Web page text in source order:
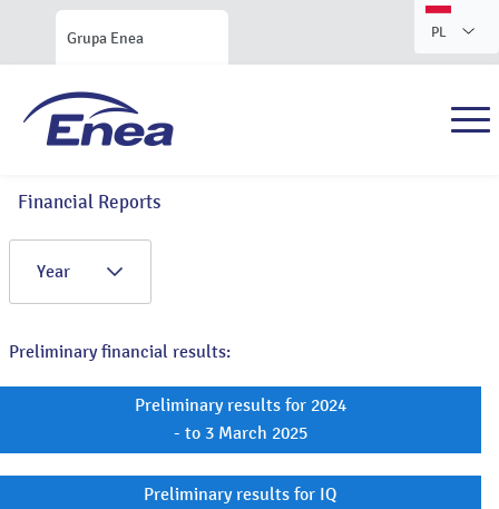
Grupa Enea PL
Financial Reports
Year
Preliminary financial results:
Preliminary results for 2024
- to 3 March 2025
Preliminary results for IQ